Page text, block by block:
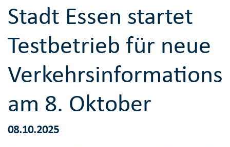
Stadt Essen startet
Testbetrieb für neue
am 8. Oktober
08.10.2025